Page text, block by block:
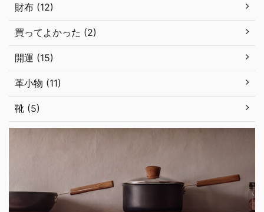
財布 (12)
買ってよかった (2)
開運 (15)
革小物 (11)
靴 (5)